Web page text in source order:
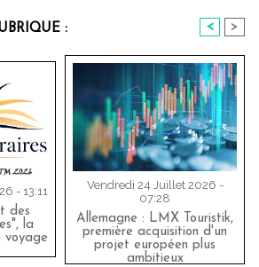
: < >
- 13:11
des
la
voyage
Vendredi 24 Juillet 2026 -
07:28
Allemagne : LMX Touristik,
première acquisition d'un
projet européen plus
ambitieux